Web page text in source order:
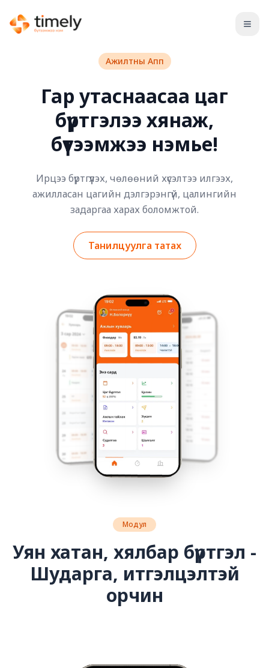
Ажилтны Апп
Гар утаснаасаа цаг
бүртгэлээ хянаж,
бүтээмжээ нэмье!
Ирцээ бүртгүүлэх, чөлөөний хүсэлтээ илгээх,
ажилласан цагийн дэлгэрэнгүй, цалингийн
задаргаа харах боломжтой.
Танилцуулга татах
Модул
Уян хатан, хялбар бүртгэл -
Шударга, итгэлцэлтэй
орчин